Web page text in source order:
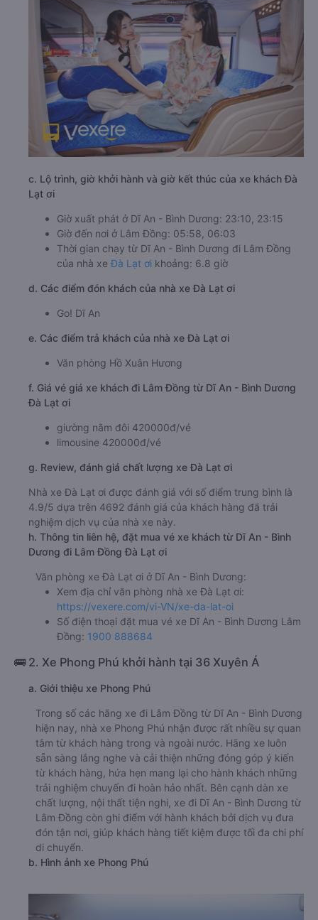
c. Lộ trình, giờ khởi hành và giờ kết thúc của xe khách Đà
Lạt ơi
Giờ xuất phát ở Dĩ An - Bình Dương: 23:10, 23:15
Giờ đến nơi ở Lâm Đồng: 05:58, 06:03
Thời gian chạy từ Dĩ An - Bình Dương đi Lâm Đồng
của nhà xe Đà Lạt ơi khoảng: 6.8 giờ
d. Các điểm đón khách của nhà xe Đà Lạt ơi
Go! Dĩ An
e. Các điểm trả khách của nhà xe Đà Lạt ơi
Văn phòng Hồ Xuân Hương
f. Giá vé giá xe khách đi Lâm Đồng từ Dĩ An - Bình Dương
Đà Lạt ơi
giường nằm đôi 420000đ/vé
limousine 420000đ/vé
g. Review, đánh giá chất lượng xe Đà Lạt ơi
Nhà xe Đà Lạt ơi được đánh giá với số điểm trung bình là
4.9/5 dựa trên 4692 đánh giá của khách hàng đã trải
nghiệm dịch vụ của nhà xe này.
h. Thông tin liên hệ, đặt mua vé xe khách từ Dĩ An - Bình
Dương đi Lâm Đồng Đà Lạt ơi
Văn phòng xe Đà Lạt ơi ở Dĩ An - Bình Dương:
Xem địa chỉ văn phòng nhà xe Đà Lạt ơi:
https://vexere.com/vi-VN/xe-da-lat-oi
Số điện thoại đặt mua vé xe Dĩ An - Bình Dương Lâm
Đồng: 1900 888684
🚌 2. Xe Phong Phú khởi hành tại 36 Xuyên Á
a. Giới thiệu xe Phong Phú
Trong số các hãng xe đi Lâm Đồng từ Dĩ An - Bình Dương
hiện nay, nhà xe Phong Phú nhận được rất nhiều sự quan
tâm từ khách hàng trong và ngoài nước. Hãng xe luôn
sẵn sàng lắng nghe và cải thiện những đóng góp ý kiến
từ khách hàng, hứa hẹn mang lại cho hành khách những
trải nghiệm chuyến đi hoàn hảo nhất. Bên cạnh dàn xe
chất lượng, nội thất tiện nghi, xe đi Dĩ An - Bình Dương từ
Lâm Đồng còn ghi điểm với hành khách bởi dịch vụ đưa
đón tận nơi, giúp khách hàng tiết kiệm được tối đa chi phí
di chuyển.
b. Hình ảnh xe Phong Phú